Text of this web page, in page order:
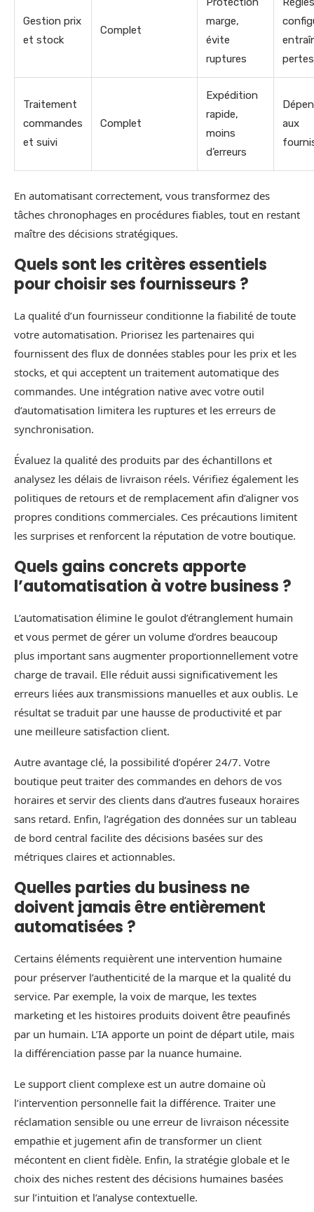
Gestion prix
et stock
Complet
marge,
évite
ruptures
pertes
Traitement
commandes
et suivi
Complet
Expédition
rapide,
moins
d’erreurs
aux
En automatisant correctement, vous transformez des
tâches chronophages en procédures fiables, tout en restant
maître des décisions stratégiques.
Quels sont les critères essentiels
pour choisir ses fournisseurs ?
La qualité d’un fournisseur conditionne la fiabilité de toute
votre automatisation. Priorisez les partenaires qui
fournissent des flux de données stables pour les prix et les
stocks, et qui acceptent un traitement automatique des
commandes. Une intégration native avec votre outil
d’automatisation limitera les ruptures et les erreurs de
synchronisation.
Évaluez la qualité des produits par des échantillons et
analysez les délais de livraison réels. Vérifiez également les
politiques de retours et de remplacement afin d’aligner vos
propres conditions commerciales. Ces précautions limitent
les surprises et renforcent la réputation de votre boutique.
Quels gains concrets apporte
l’automatisation à votre business ?
L’automatisation élimine le goulot d’étranglement humain
et vous permet de gérer un volume d’ordres beaucoup
plus important sans augmenter proportionnellement votre
charge de travail. Elle réduit aussi significativement les
erreurs liées aux transmissions manuelles et aux oublis. Le
résultat se traduit par une hausse de productivité et par
une meilleure satisfaction client.
Autre avantage clé, la possibilité d’opérer 24/7. Votre
boutique peut traiter des commandes en dehors de vos
horaires et servir des clients dans d’autres fuseaux horaires
sans retard. Enfin, l’agrégation des données sur un tableau
de bord central facilite des décisions basées sur des
métriques claires et actionnables.
Quelles parties du business ne
doivent jamais être entièrement
automatisées ?
Certains éléments requièrent une intervention humaine
pour préserver l’authenticité de la marque et la qualité du
service. Par exemple, la voix de marque, les textes
marketing et les histoires produits doivent être peaufinés
par un humain. L’IA apporte un point de départ utile, mais
la différenciation passe par la nuance humaine.
Le support client complexe est un autre domaine où
l’intervention personnelle fait la différence. Traiter une
réclamation sensible ou une erreur de livraison nécessite
empathie et jugement afin de transformer un client
mécontent en client fidèle. Enfin, la stratégie globale et le
choix des niches restent des décisions humaines basées
sur l’intuition et l’analyse contextuelle.